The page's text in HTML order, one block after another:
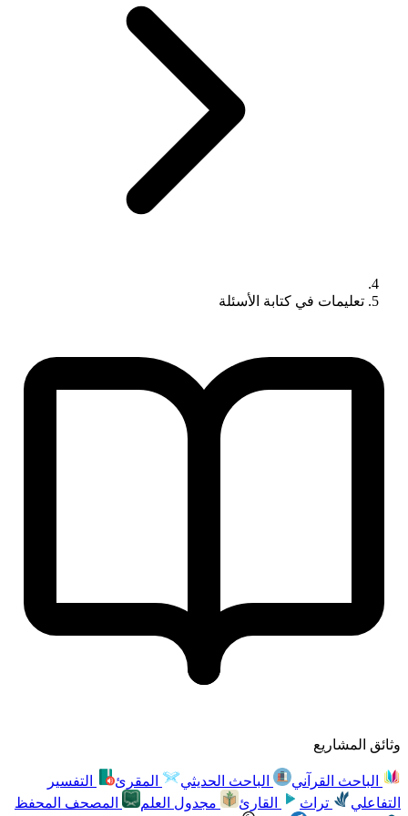
تعليمات في كتابة الأسئلة
وثائق المشاريع
الباحث القرآني الباحث الحديثي المقرئ
التفسير
التفاعلي
تراث القارئ مجدول العلم المصحف المحفظ